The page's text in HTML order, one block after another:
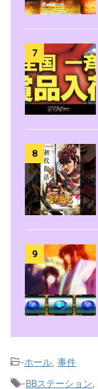
7
8
9
-ホール 事件
-BBステーション